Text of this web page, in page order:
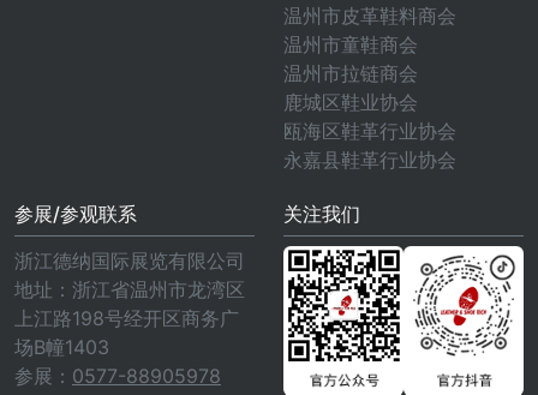
温州市皮革鞋料商会
温州市童鞋商会
温州市拉链商会
鹿城区鞋业协会
瓯海区鞋革行业协会
永嘉县鞋革行业协会
参展/参观联系
浙江德纳国际展览有限公司
地址：浙江省温州市龙湾区
上江路198号经开区商务广
场B幢1403
参展： 0577-88905978
关注我们